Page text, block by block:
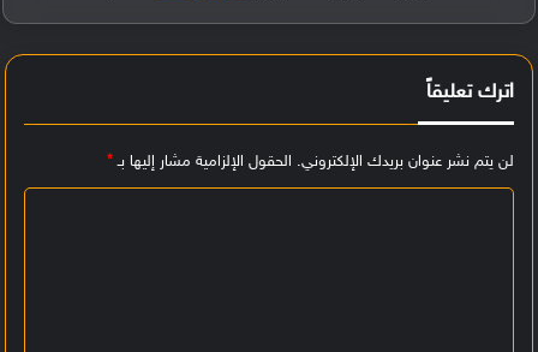
اترك تعليقاً
لن يتم نشر عنوان بريدك الإلكتروني. الحقول الإلزامية مشار إليها بـ*